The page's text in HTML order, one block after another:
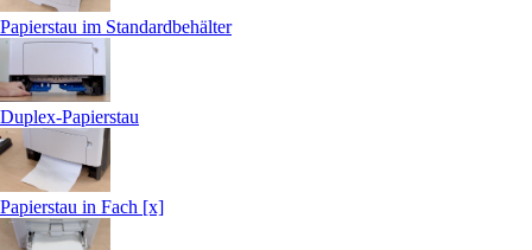
Papierstau im Standardbehälter
Duplex-Papierstau
Papierstau in Fach [x]